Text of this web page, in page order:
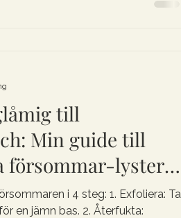
till
Min guide till
försommar-lystern
i 4 steg: 1. Exfoliera: Ta
en jämn bas. 2. Återfukta: